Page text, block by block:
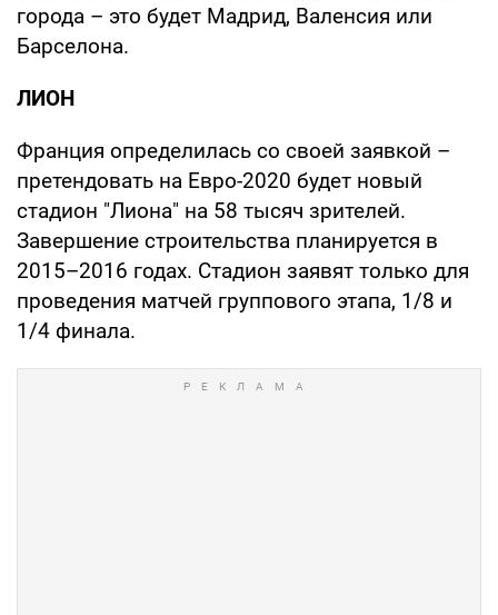
города – это будет Мадрид, Валенсия или
Барселона.
ЛИОН
Франция определилась со своей заявкой –
претендовать на Евро-2020 будет новый
стадион "Лиона" на 58 тысяч зрителей.
Завершение строительства планируется в
2015–2016 годах. Стадион заявят только для
проведения матчей группового этапа, 1/8 и
1/4 финала.